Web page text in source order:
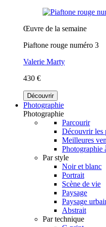
Œuvre de la semaine
Piaftone rouge numéro 3
Valerie Marty
430 €
Découvrir
Photographie
Photographie
Parcourir
Découvrir les
Meilleures
Photographie
Par style
Noir et blanc
Portrait
Scène de vie
Paysage
Paysage
Abstrait
Par technique